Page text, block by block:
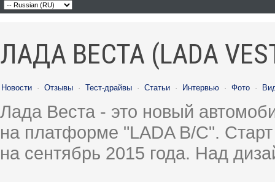
ЛАДА ВЕСТА (LADA
Новости · Отзывы · Тест-драйвы · Статьи · Интервью · Фото ·
Лада Веста - это новый
на платформе "LADA B/C".
на сентябрь 2015 года. Над